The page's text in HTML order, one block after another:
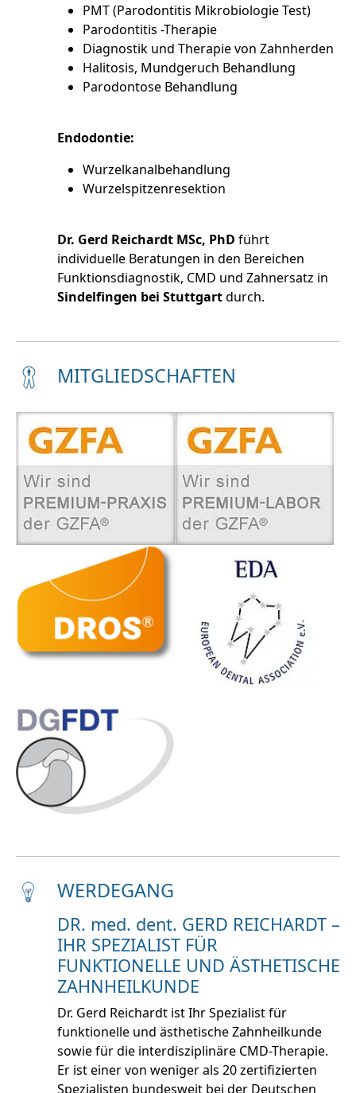
PMT (Parodontitis Mikrobiologie Test)
Parodontitis -Therapie
Diagnostik und Therapie von Zahnherden
Halitosis, Mundgeruch Behandlung
Parodontose Behandlung
Endodontie:
Wurzelkanalbehandlung
Wurzelspitzenresektion
Dr. Gerd Reichardt MSc, PhD führt
individuelle Beratungen in den Bereichen
Funktionsdiagnostik, CMD und Zahnersatz in
Sindelfingen bei Stuttgartdurch.
MITGLIEDSCHAFTEN
WERDEGANG
DR. med. dent. GERD REICHARDT –
IHR SPEZIALIST FÜR
FUNKTIONELLE UND ÄSTHETISCHE
ZAHNHEILKUNDE
Dr. Gerd Reichardt ist Ihr Spezialist für
funktionelle und ästhetische Zahnheilkunde
sowie für die interdisziplinäre CMD-Therapie.
Er ist einer von weniger als 20 zertifizierten
Spezialisten bundesweit bei der Deutschen